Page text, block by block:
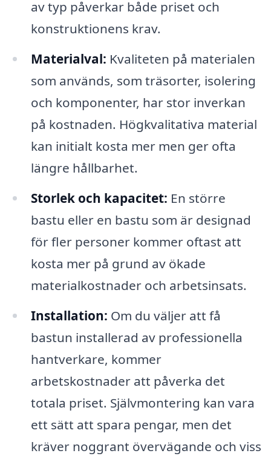
av typ påverkar både priset och
konstruktionens krav.
Materialval: Kvaliteten på materialen
som används, som träsorter, isolering
och komponenter, har stor inverkan
på kostnaden. Högkvalitativa material
kan initialt kosta mer men ger ofta
längre hållbarhet.
Storlek och kapacitet: En större
bastu eller en bastu som är designad
för fler personer kommer oftast att
kosta mer på grund av ökade
materialkostnader och arbetsinsats.
Installation: Om du väljer att få
bastun installerad av professionella
hantverkare, kommer
arbetskostnader att påverka det
totala priset. Självmontering kan vara
ett sätt att spara pengar, men det
kräver noggrant övervägande och viss